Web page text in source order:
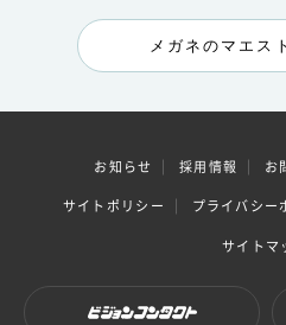
メガネのマエス
お知らせ 採用情報 お
サイトポリシー プライバシー
サイトマ